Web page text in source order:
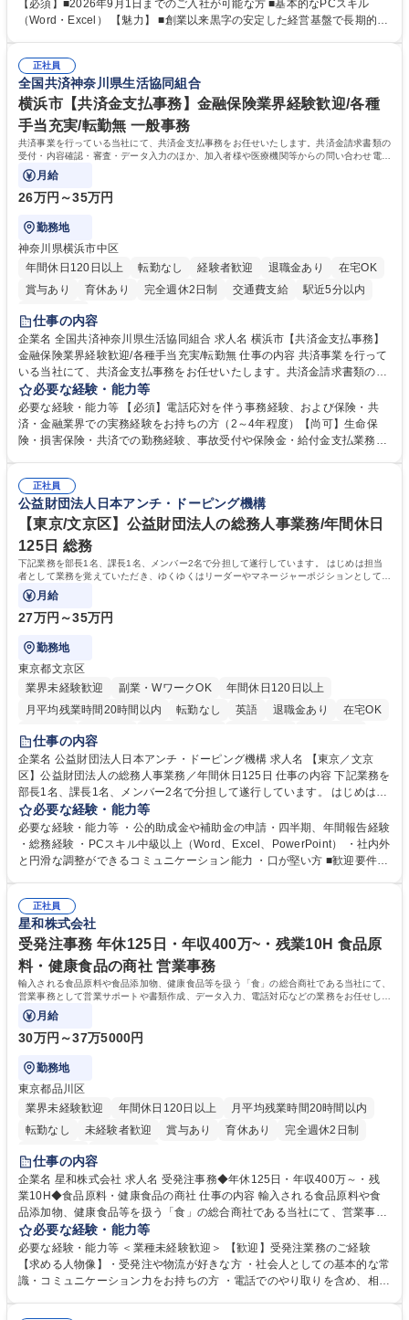
話・来客対応 ■物件の鍵や社内の備品管理 ■データ入力や書類作成 ■契約
【必須】■2026年9月1日までのご入社が可能な方 ■基本的なPCスキル
（Word・Excel） 【魅力】 ■創業以来黒字の安定した経営基盤で長期的に
のOJTで業務を習得可能、未経験でもしっかりサポート 学歴・資格 学
歴：大学院 大学 高専 短大 語学力： 資格：
正社員
全国共済神奈川県生活協同組合
横浜市【共済金支払事務】金融保険業界経験歓迎/各種
手当充実/転勤無 一般事務
共済事業を行っている当社にて、共済金支払事務をお任せいたします。共済金請求書類の
受付・内容確認・審査・データ入力のほか、加入者様や医療機関等からの問い合わせ電話
対応や書類発送等を担当します。
月給
26万円～35万円
勤務地
神奈川県横浜市中区
年間休日120日以上
転勤なし 経験者歓迎 退職金あり
在宅OK
賞与あり
育休あり 完全週休2日制 交通費支給
駅近5分以内
土日祝休み
仕事の内容
企業名 全国共済神奈川県生活協同組合 求人名 横浜市【共済金支払事務】
金融保険業界経験歓迎/各種手当充実/転勤無 仕事の内容 共済事業を行って
いる当社にて、共済金支払事務をお任せいたします。共済金請求書類の受
付・内容確認・審査・データ入力のほか、加入者様や医療機関等からの問
い合わせ電話対応や書類発送等を担当します。 ■共済金請求書類の受付、
内容確認、および共済金支払に関する審査・事務処理業務全般を担当 ■専
用システムへのデータ入力、各種必要書類の作成・発送作業 ■加入者様や
指定する業務 募集職種 横浜市【共済金支払事務】金融保険業界経験歓迎/
各種手当充実/転勤無
必要な経験・能力等
必要な経験・能力等 【必須】電話応対を伴う事務経験、および保険・共
済・金融業界での実務経験をお持ちの方（2～4年程度）【尚可】生命保
険・損害保険・共済での勤務経験、事故受付や保険金・給付金支払業務経
務へのキャリアチェンジ希望者も大歓迎です！ 学歴・資格 学歴：大学院
大学 高専 短大 専修学校 高校 語学力： 資格：
正社員
公益財団法人日本アンチ・ドーピング機構
【東京/文京区】公益財団法人の総務人事業務/年間休日
125日 総務
下記業務を部長1名、課長1名、メンバー2名で分担して遂行しています。 はじめは担当
者として業務を覚えていただき、ゆくゆくはリーダーやマネージャーポジションとして活
躍いただくことを期待しています。
月給
27万円～35万円
勤務地
東京都文京区
業界未経験歓迎
副業・WワークOK
年間休日120日以上
月平均残業時間20時間以内
転勤なし 英語 退職金あり
在宅OK
賞与あり
育休あり
食事補助あり
仕事の内容
企業名 公益財団法人日本アンチ・ドーピング機構 求人名 【東京／文京
区】公益財団法人の総務人事業務／年間休日125日 仕事の内容 下記業務を
部長1名、課長1名、メンバー2名で分担して遂行しています。 はじめは担
当者として業務を覚えていただき、ゆくゆくはリーダーやマネージャーポ
ジションとして活躍いただくことを期待しています。 【総務・人事グルー
プの業務内容】 ・人事制度関連 ・採用活動 ・教育研修の企画、実行 ・勤
怠管理 ・官公庁への各種提出 ・法定の会議運営（評議員会、理事会） ・
管理 ・福利厚生関連 ・職員からの問合せ、相談対応 ・その他日常の総務
業務全般 募集職種 【東京／文京区】公益財団法人の総務人事業務／年間
休日125日
必要な経験・能力等
必要な経験・能力等 ・公的助成金や補助金の申請・四半期、年間報告経験
・総務経験 ・PCスキル中級以上（Word、Excel、PowerPoint） ・社内外
と円滑な調整ができるコミュニケーション能力 ・口が堅い方 ■歓迎要件
正社員
星和株式会社
受発注事務 年休125日・年収400万~・残業10H 食品原
料・健康食品の商社 営業事務
輸入される食品原料や食品添加物、健康食品等を扱う「食」の総合商社である当社にて、
営業事務として営業サポートや書類作成、データ入力、電話対応などの業務をお任せしま
す。
月給
30万円～37万5000円
勤務地
東京都品川区
業界未経験歓迎
年間休日120日以上
月平均残業時間20時間以内
転勤なし
未経験者歓迎 賞与あり 育休あり
完全週休2日制
交通費支給
仕事の内容
企業名 星和株式会社 求人名 受発注事務◆年休125日・年収400万～・残
業10H◆食品原料・健康食品の商社 仕事の内容 輸入される食品原料や食
品添加物、健康食品等を扱う「食」の総合商社である当社にて、営業事務
として営業サポートや書類作成、データ入力、電話対応などの業務をお任
せします。 ・受注／出荷指示／売上管理／仕入管理／在庫管理／お客様や
倉庫と電話確認など、販売に関わる事務、営業サポートをお願いします。
・入社後は商品について覚えることから始め、先輩社員OJTと共に業務を
必要な経験・能力等
必要な経験・能力等 ＜業種未経験歓迎＞ 【歓迎】受発注業務のご経験
【求める人物像】・受発注や物流が好きな方 ・社会人としての基本的な常
識・コミュニケーション力をお持ちの方 ・電話でのやり取りを含め、相手